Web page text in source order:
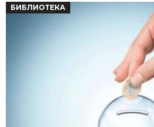
БИБЛИОТЕКА